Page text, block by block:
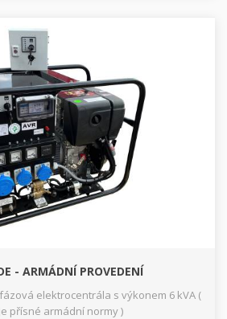
- ARMÁDNÍ PROVEDENÍ
elektrocentrála s výkonem 6 kVA (
přísné armádní normy )